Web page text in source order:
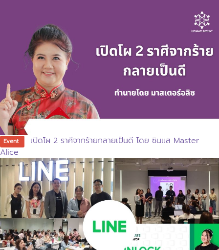
Event
เปิดโผ 2 ราศีจากร้ายกลายเป็นดี โดย ซินแส Master
Alice